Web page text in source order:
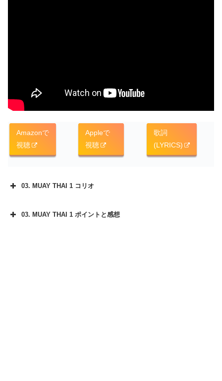
Amazonで
視聴
Appleで
視聴
歌詞
(LYRICS)
03. MUAY THAI 1 コリオ
03. MUAY THAI 1 ポイントと感想